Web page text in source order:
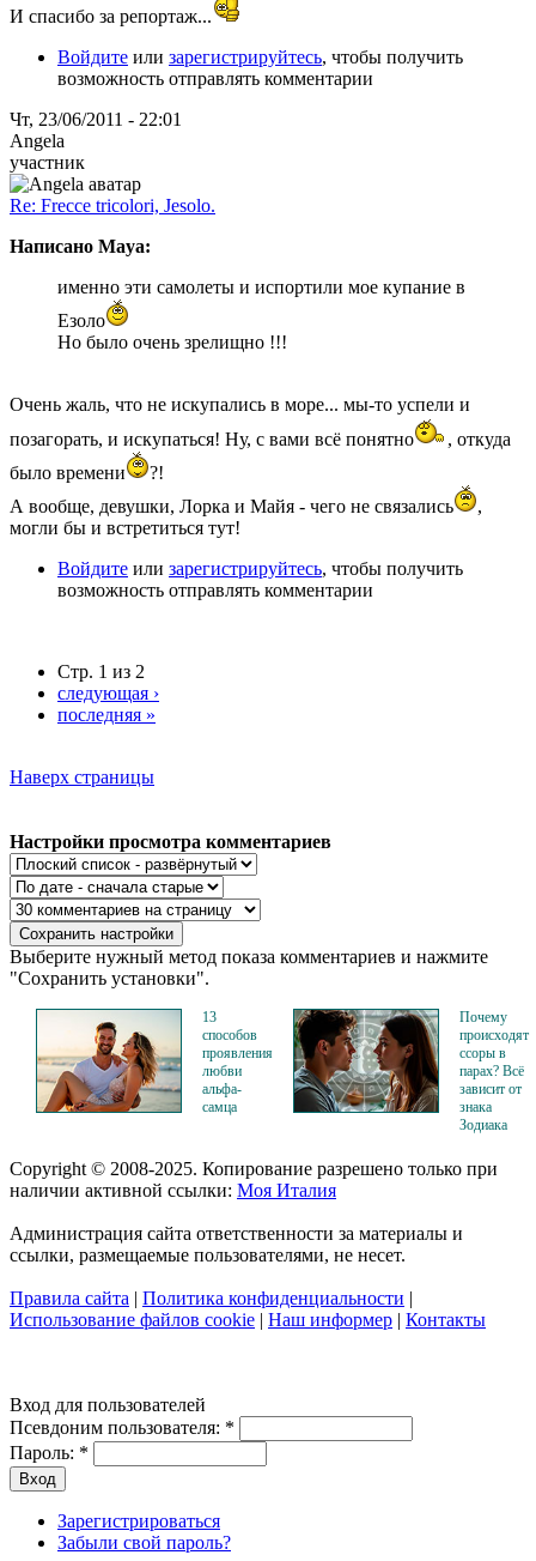
И спасибо за репортаж...
Войдите или зарегистрируйтесь, чтобы получить
возможность отправлять комментарии
Чт, 23/06/2011 - 22:01
Angela
участник
Re: Frecce tricolori, Jesolo.
Написано Maya:
именно эти самолеты и испортили мое купание в
Езоло
Но было очень зрелищно !!!
Очень жаль, что не искупались в море... мы-то успели и
позагорать, и искупаться! Ну, с вами всё понятно
, откуда
было времени
?!
А вообще, девушки, Лорка и Майя - чего не связались
,
могли бы и встретиться тут!
Войдите или зарегистрируйтесь, чтобы получить
возможность отправлять комментарии
Стр. 1 из 2
следующая ›
последняя »
Наверх страницы
Настройки просмотра комментариев
Выберите нужный метод показа комментариев и нажмите
"Сохранить установки".
13
способов
проявления
любви
альфа-
самца
Почему
происходят
ссоры в
парах? Всё
зависит от
знака
Зодиака
Copyright © 2008-2025. Копирование разрешено только при
наличии активной ссылки: Моя Италия
Администрация сайта ответственности за материалы и
ссылки, размещаемые пользователями, не несет.
Правила сайта | Политика конфиденциальности |
Использование файлов cookie | Наш информер | Контакты
Вход для пользователей
Псевдоним пользователя: *
Пароль: *
Зарегистрироваться
Забыли свой пароль?